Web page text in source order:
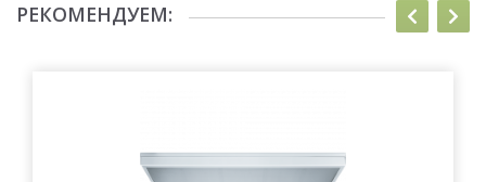
РЕКОМЕНДУЕМ: